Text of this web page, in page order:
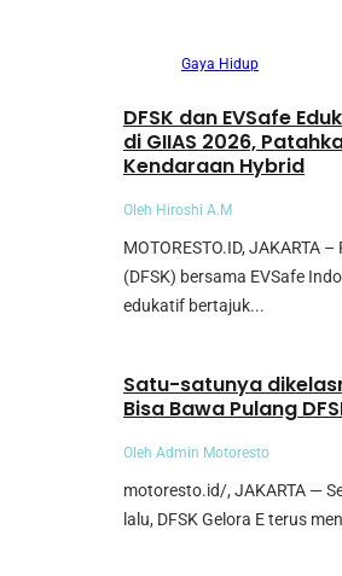
Gaya Hidup
DFSK dan EVSafe
di GIIAS 2026,
Kendaraan Hybrid
Oleh Hiroshi A.M
MOTORESTO.ID, JAKARTA
(DFSK) bersama EVSafe
edukatif bertajuk...
Satu-satunya
Bisa Bawa Pulang
Oleh Admin Motoresto
motoresto.id/, JAKARTA —
lalu, DFSK Gelora E terus